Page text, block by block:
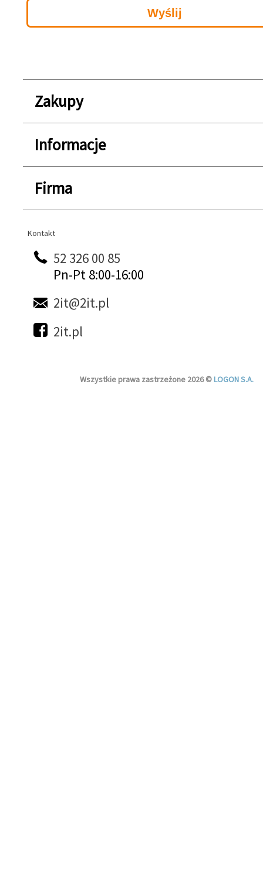
Zakupy
Informacje
Firma
Kontakt
Kontakt
52 326 00 85
Pn-Pt 8:00-16:00
2it@2it.pl
2it.pl
Wszystkie prawa zastrzeżone 2026 ©LOGON S.A.